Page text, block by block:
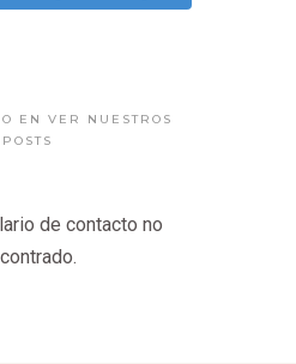
EN VER NUESTROS
POSTS
de contacto no